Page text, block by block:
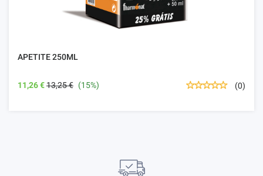
APETITE 250ML
11,26 €13,25 € (15%) (0)